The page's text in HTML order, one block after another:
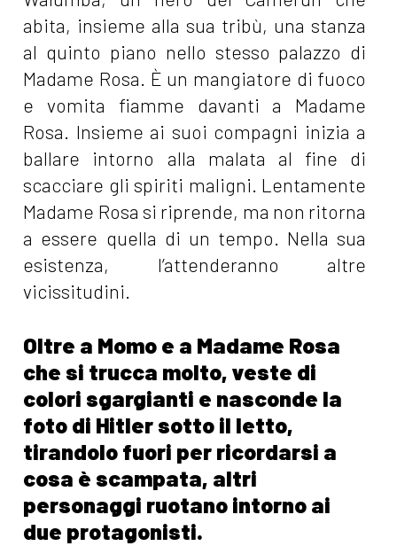
abita, insieme alla sua tribù, una stanza
al quinto piano nello stesso palazzo di
Madame Rosa. È un mangiatore di fuoco
e vomita fiamme davanti a Madame
Rosa. Insieme ai suoi compagni inizia a
ballare intorno alla malata al fine di
scacciare gli spiriti maligni. Lentamente
Madame Rosa si riprende, ma non ritorna
a essere quella di un tempo. Nella sua
esistenza, l’attenderanno altre
vicissitudini.
Oltre a Momo e a Madame Rosa
che si trucca molto, veste di
colori sgargianti e nasconde la
foto di Hitler sotto il letto,
tirandolo fuori per ricordarsi a
cosa è scampata, altri
personaggi ruotano intorno ai
due protagonisti.